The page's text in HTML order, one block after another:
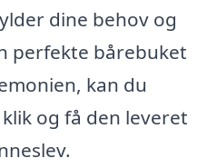
dine behov og
perfekte bårebuket
kan du
og få den leveret